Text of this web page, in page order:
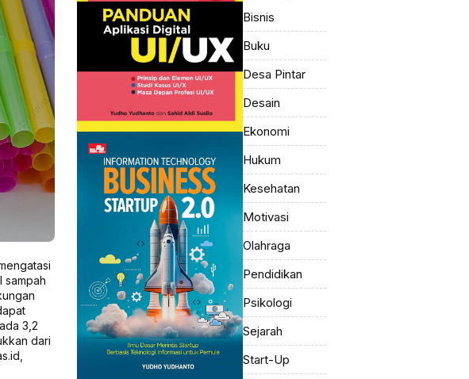
sampah
3,2
dari
Bisnis
Buku
Desa Pintar
Desain
Ekonomi
Hukum
Kesehatan
Motivasi
Olahraga
Pendidikan
Psikologi
Sejarah
Start-Up